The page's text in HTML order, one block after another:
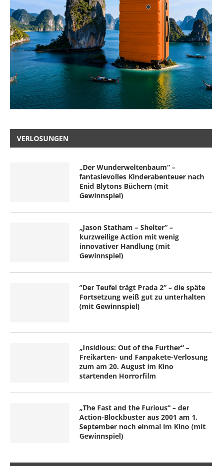
VERLOSUNGEN
„Der Wunderweltenbaum“ –
fantasievolles Kinderabenteuer nach
Enid Blytons Büchern (mit
Gewinnspiel)
„Jason Statham – Shelter“ –
kurzweilige Action mit wenig
innovativer Handlung (mit
Gewinnspiel)
“Der Teufel trägt Prada 2” – die späte
Fortsetzung weiß gut zu unterhalten
(mit Gewinnspiel)
„Insidious: Out of the Further“ –
Freikarten- und Fanpakete-Verlosung
zum am 20. August im Kino
startenden Horrorfilm
„The Fast and the Furious“ – der
Action-Blockbuster aus 2001 am 1.
September noch einmal im Kino (mit
Gewinnspiel)